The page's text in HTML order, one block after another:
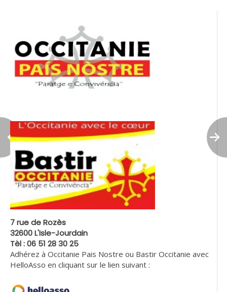
7 rue de Rozès
32600 L'Isle-Jourdain
Tèl : 06 51 28 30 25
Adhérez à Occitanie Pais Nostre ou Bastir Occitanie avec
HelloAsso en cliquant sur le lien suivant :